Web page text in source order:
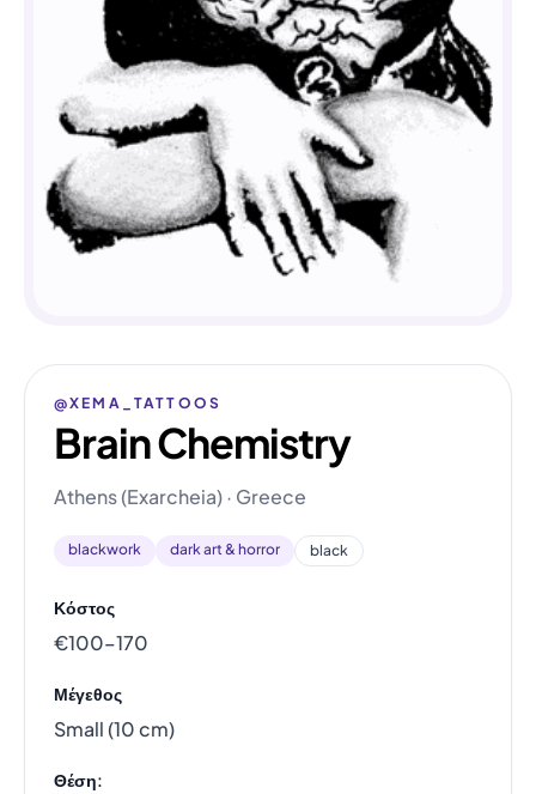
@XEMA_TATTOOS
Brain Chemistry
Athens (Exarcheia) · Greece
blackwork dark art & horror black
Κόστος
€100–170
Μέγεθος
Small (10 cm)
Θέση: